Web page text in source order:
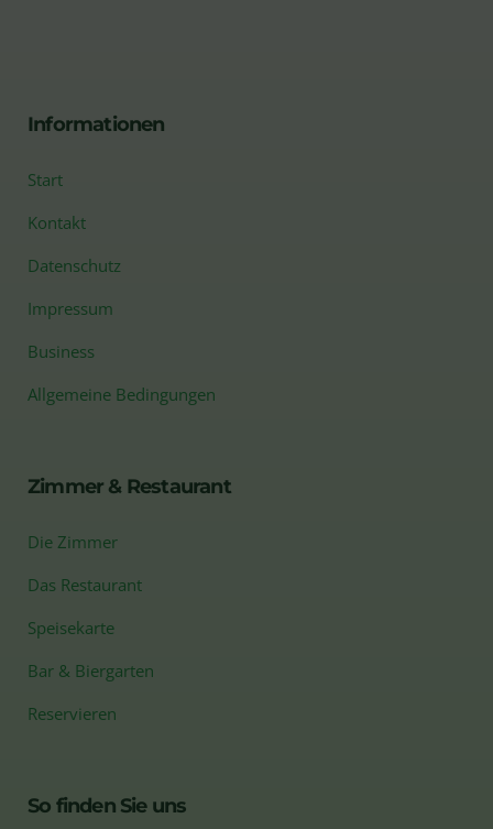
Informationen
Start
Kontakt
Datenschutz
Impressum
Business
Allgemeine Bedingungen
Zimmer & Restaurant
Die Zimmer
Das Restaurant
Speisekarte
Bar & Biergarten
Reservieren
So finden Sie uns